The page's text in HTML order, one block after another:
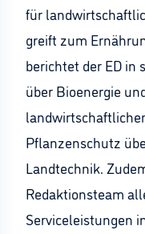
für
greift zum
berichtet der ED in
über Bioenergie
Pflanzenschutz
Landtechnik.
Redaktionsteam
Serviceleistungen